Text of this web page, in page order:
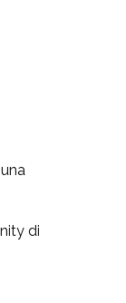
di